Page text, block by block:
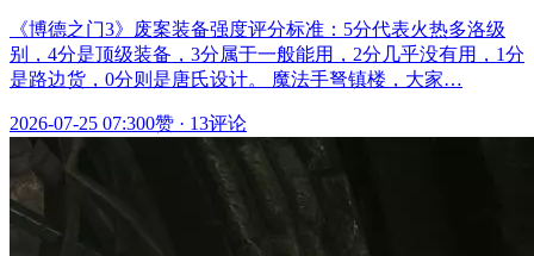
《博德之门3》废案装备强度评分标准：5分代表火热多洛级
别，4分是顶级装备，3分属于一般能用，2分几乎没有用，1分
是路边货，0分则是唐氏设计。 魔法手弩镇楼，大家…
2026-07-25 07:300赞 · 13评论